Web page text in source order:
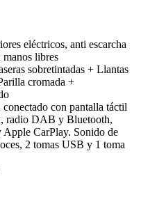
eléctricos, anti escarcha
manos libres
sobretintadas + Llantas
cromada +
con pantalla táctil
radio DAB y Bluetooth,
CarPlay. Sonido de
2 tomas USB y 1 toma